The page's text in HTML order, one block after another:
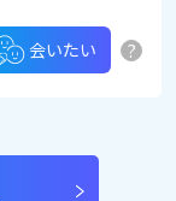
会いたい ?